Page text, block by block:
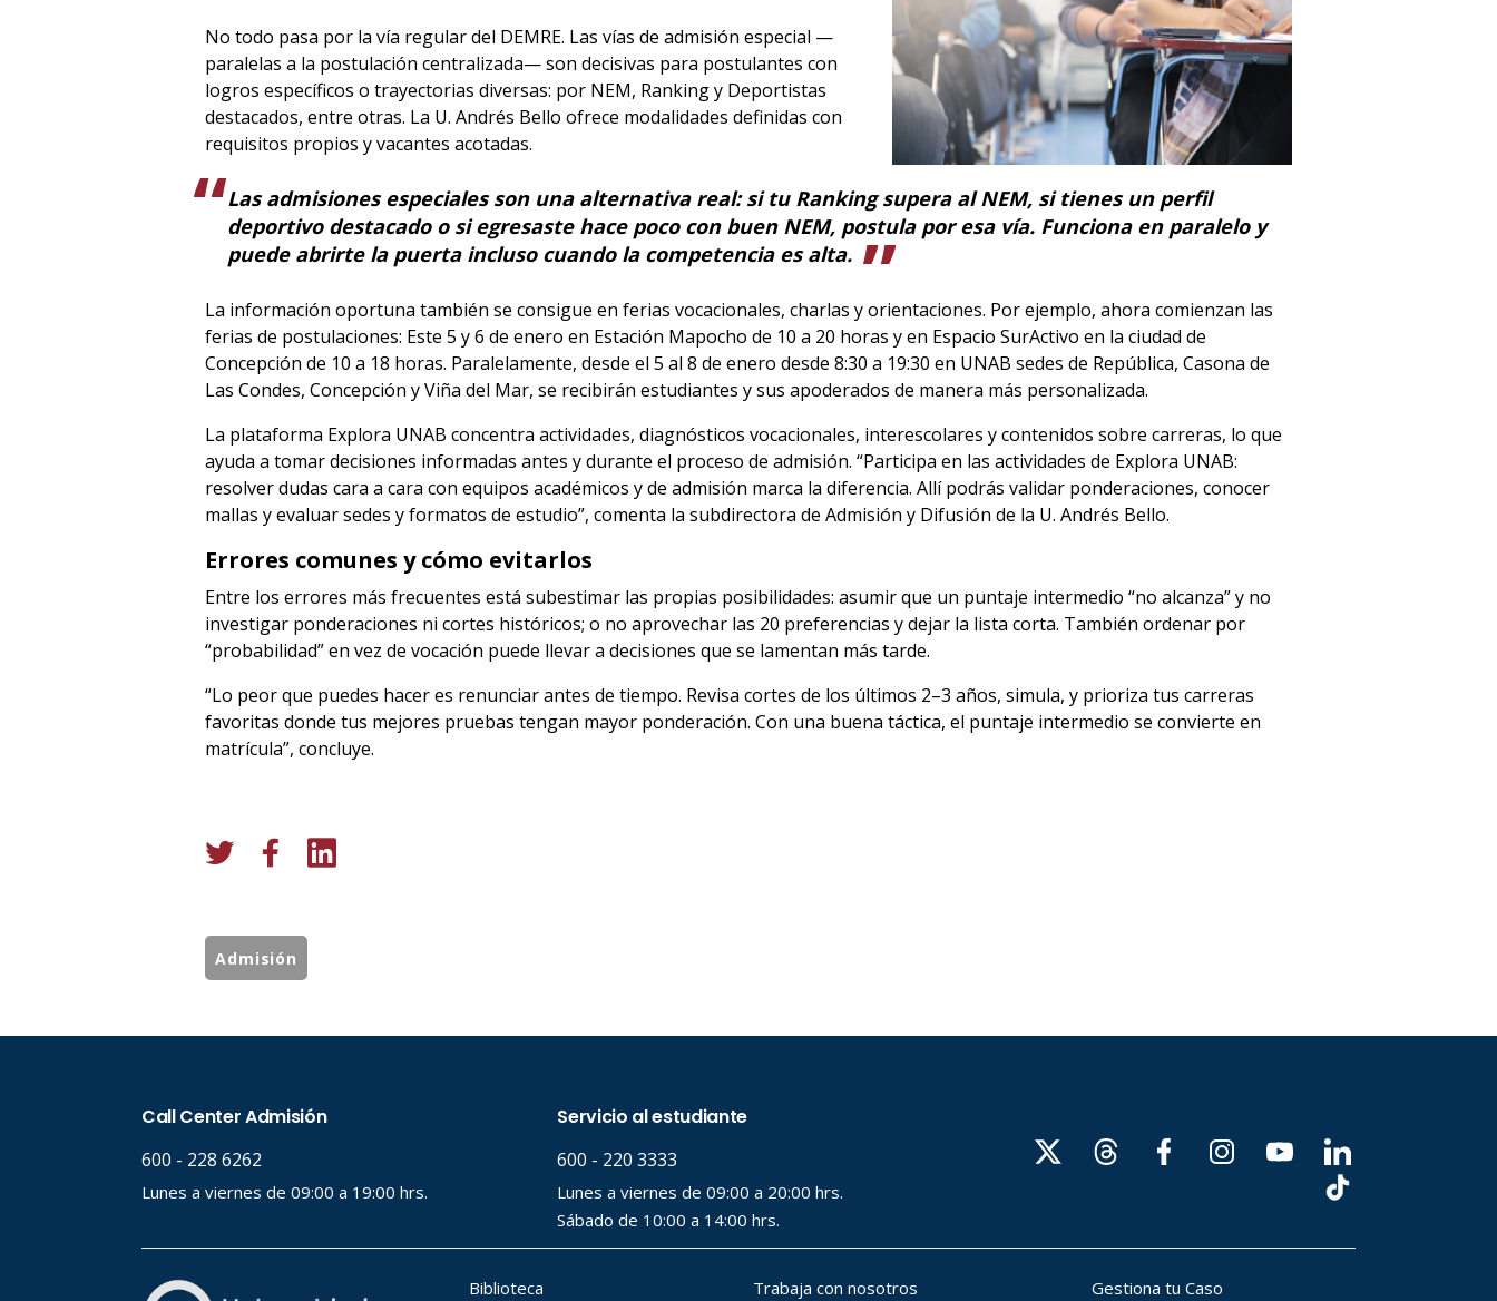
No todo pasa por la vía regular del DEMRE. Las vías de admisión especial —
paralelas a la postulación centralizada— son decisivas para postulantes con
logros específicos o trayectorias diversas: por NEM, Ranking y Deportistas
destacados, entre otras. La U. Andrés Bello ofrece modalidades definidas con
requisitos propios y vacantes acotadas.
Las admisiones especiales son una alternativa real: si tu Ranking supera al NEM, si tienes un perfil
deportivo destacado o si egresaste hace poco con buen NEM, postula por esa vía. Funciona en paralelo y
puede abrirte la puerta incluso cuando la competencia es alta.
La información oportuna también se consigue en ferias vocacionales, charlas y orientaciones. Por ejemplo, ahora comienzan las
ferias de postulaciones: Este 5 y 6 de enero en Estación Mapocho de 10 a 20 horas y en Espacio SurActivo en la ciudad de
Concepción de 10 a 18 horas. Paralelamente, desde el 5 al 8 de enero desde 8:30 a 19:30 en UNAB sedes de República, Casona de
Las Condes, Concepción y Viña del Mar, se recibirán estudiantes y sus apoderados de manera más personalizada.
La plataforma Explora UNAB concentra actividades, diagnósticos vocacionales, interescolares y contenidos sobre carreras, lo que
ayuda a tomar decisiones informadas antes y durante el proceso de admisión. “Participa en las actividades de Explora UNAB:
resolver dudas cara a cara con equipos académicos y de admisión marca la diferencia. Allí podrás validar ponderaciones, conocer
mallas y evaluar sedes y formatos de estudio”, comenta la subdirectora de Admisión y Difusión de la U. Andrés Bello.
Errores comunes y cómo evitarlos
Entre los errores más frecuentes está subestimar las propias posibilidades: asumir que un puntaje intermedio “no alcanza” y no
investigar ponderaciones ni cortes históricos; o no aprovechar las 20 preferencias y dejar la lista corta. También ordenar por
“probabilidad” en vez de vocación puede llevar a decisiones que se lamentan más tarde.
“Lo peor que puedes hacer es renunciar antes de tiempo. Revisa cortes de los últimos 2–3 años, simula, y prioriza tus carreras
favoritas donde tus mejores pruebas tengan mayor ponderación. Con una buena táctica, el puntaje intermedio se convierte en
matrícula”, concluye.
Admisión